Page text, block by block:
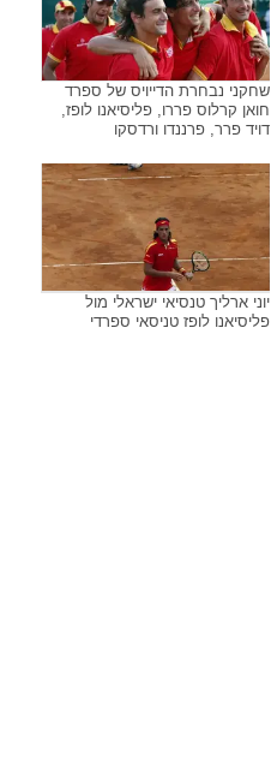
שחקני נבחרת הדייויס של ספרד
חואן קרלוס פררו, פליסיאנו לופז,
דויד פרר, פרננדו ורדסקו
יוני ארליך טנסיאי ישראלי מול
פליסיאנו לופז טניסאי ספרדי